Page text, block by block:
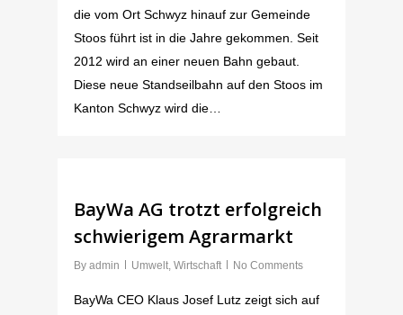
die vom Ort Schwyz hinauf zur Gemeinde
Stoos führt ist in die Jahre gekommen. Seit
2012 wird an einer neuen Bahn gebaut.
Diese neue Standseilbahn auf den Stoos im
Kanton Schwyz wird die…
BayWa AG trotzt erfolgreich
schwierigem Agrarmarkt
By admin Umwelt, Wirtschaft No Comments
BayWa CEO Klaus Josef Lutz zeigt sich auf